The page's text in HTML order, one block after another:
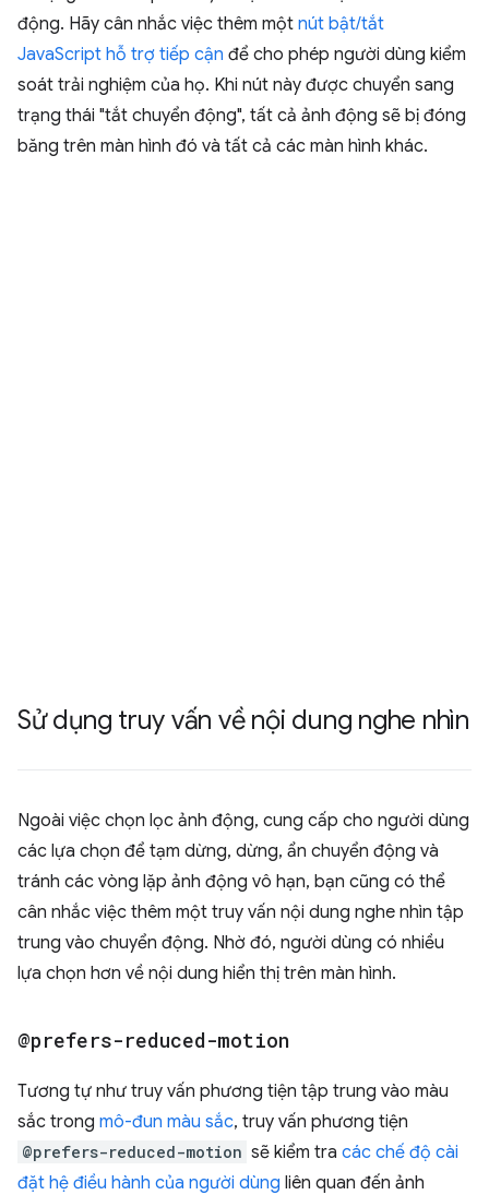
động. Hãy cân nhắc việc thêm một nút bật/tắt
JavaScript hỗ trợ tiếp cận để cho phép người dùng kiểm
soát trải nghiệm của họ. Khi nút này được chuyển sang
trạng thái "tắt chuyển động", tất cả ảnh động sẽ bị đóng
băng trên màn hình đó và tất cả các màn hình khác.
Sử dụng truy vấn về nội dung nghe nhìn
Ngoài việc chọn lọc ảnh động, cung cấp cho người dùng
các lựa chọn để tạm dừng, dừng, ẩn chuyển động và
tránh các vòng lặp ảnh động vô hạn, bạn cũng có thể
cân nhắc việc thêm một truy vấn nội dung nghe nhìn tập
trung vào chuyển động. Nhờ đó, người dùng có nhiều
lựa chọn hơn về nội dung hiển thị trên màn hình.
@prefers-reduced-motion
Tương tự như truy vấn phương tiện tập trung vào màu
sắc trong mô-đun màu sắc, truy vấn phương tiện
@prefers-reduced-motion sẽ kiểm tra các chế độ cài
đặt hệ điều hành của người dùng liên quan đến ảnh